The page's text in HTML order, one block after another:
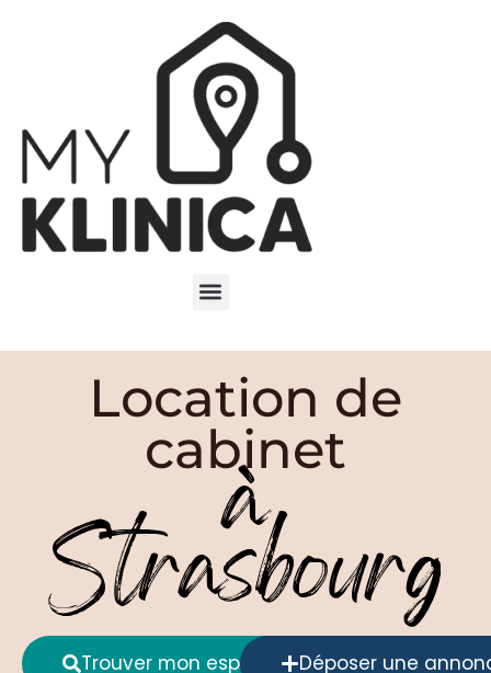
Location de
cabinet
à
Strasbourg
Trouver mon espace Déposer une